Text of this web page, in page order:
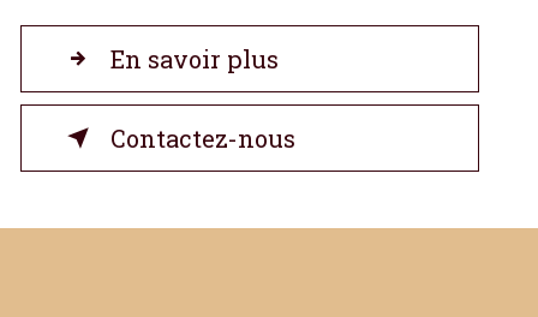
En savoir plus
Contactez-nous